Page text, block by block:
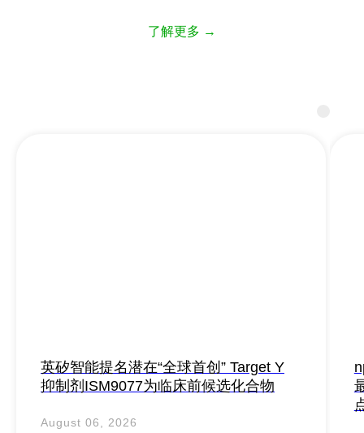
了解更多 →
英矽智能提名潜在“全球首创” Target Y
抑制剂ISM9077为临床前候选化合物
August 06, 2026